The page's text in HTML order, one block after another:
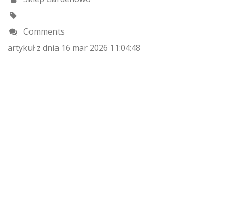
Comments
artykuł z dnia 16 mar 2026 11:04:48